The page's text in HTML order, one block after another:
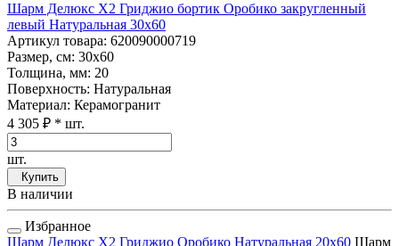
Шарм Делюкс Х2 Гриджио бортик Оробико закругленный
левый Натуральная 30x60
Артикул товара: 620090000719
Размер, см: 30x60
Толщина, мм: 20
Поверхность: Натуральная
Материал: Керамогранит
4 305 ₽ * шт.
шт.
Купить
В наличии
Избранное
Шарм Делюкс Х2 Гриджио Оробико Натуральная 20x60 Шарм